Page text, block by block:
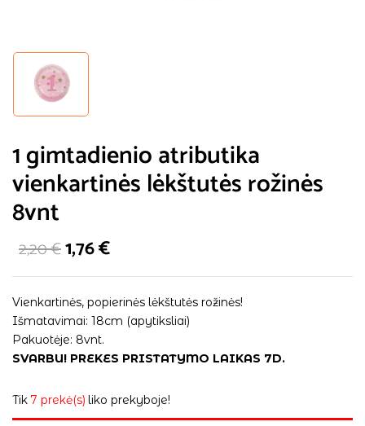
1 gimtadienio atributika
vienkartinės lėkštutės rožinės
8vnt
2,20€1,76€
Vienkartinės, popierinės lėkštutės rožinės!
Išmatavimai: 18cm (apytiksliai)
Pakuotėje: 8vnt.
SVARBU! PREKES PRISTATYMO LAIKAS 7D.
Tik7 prekė(s) liko prekyboje!